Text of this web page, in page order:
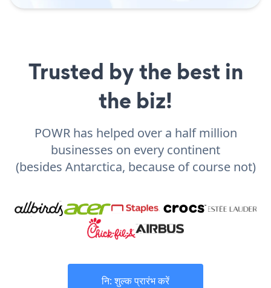
Trusted by the best in
the biz!
POWR has helped over a half million
businesses on every continent
(besides Antarctica, because of course not)
नि: शुल्क प्रारंभ करें